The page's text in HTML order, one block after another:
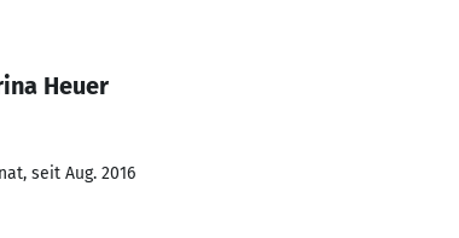
Heuer
seit Aug. 2016